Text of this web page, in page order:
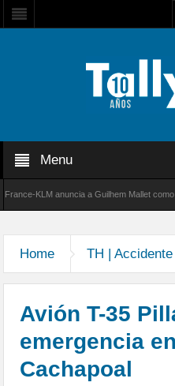
Menu
KLM anuncia a Guilhem Mallet como
Home TH |
Avión T-35
emergencia
Cachapoal